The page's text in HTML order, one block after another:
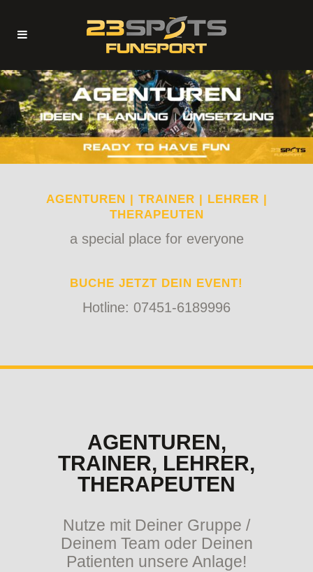
AGENTUREN | TRAINER | LEHRER |
THERAPEUTEN
a special place for everyone
BUCHE JETZT DEIN EVENT!
Hotline: 07451-6189996
AGENTUREN,
TRAINER, LEHRER,
THERAPEUTEN
Nutze mit Deiner Gruppe /
Deinem Team oder Deinen
Patienten unsere Anlage!